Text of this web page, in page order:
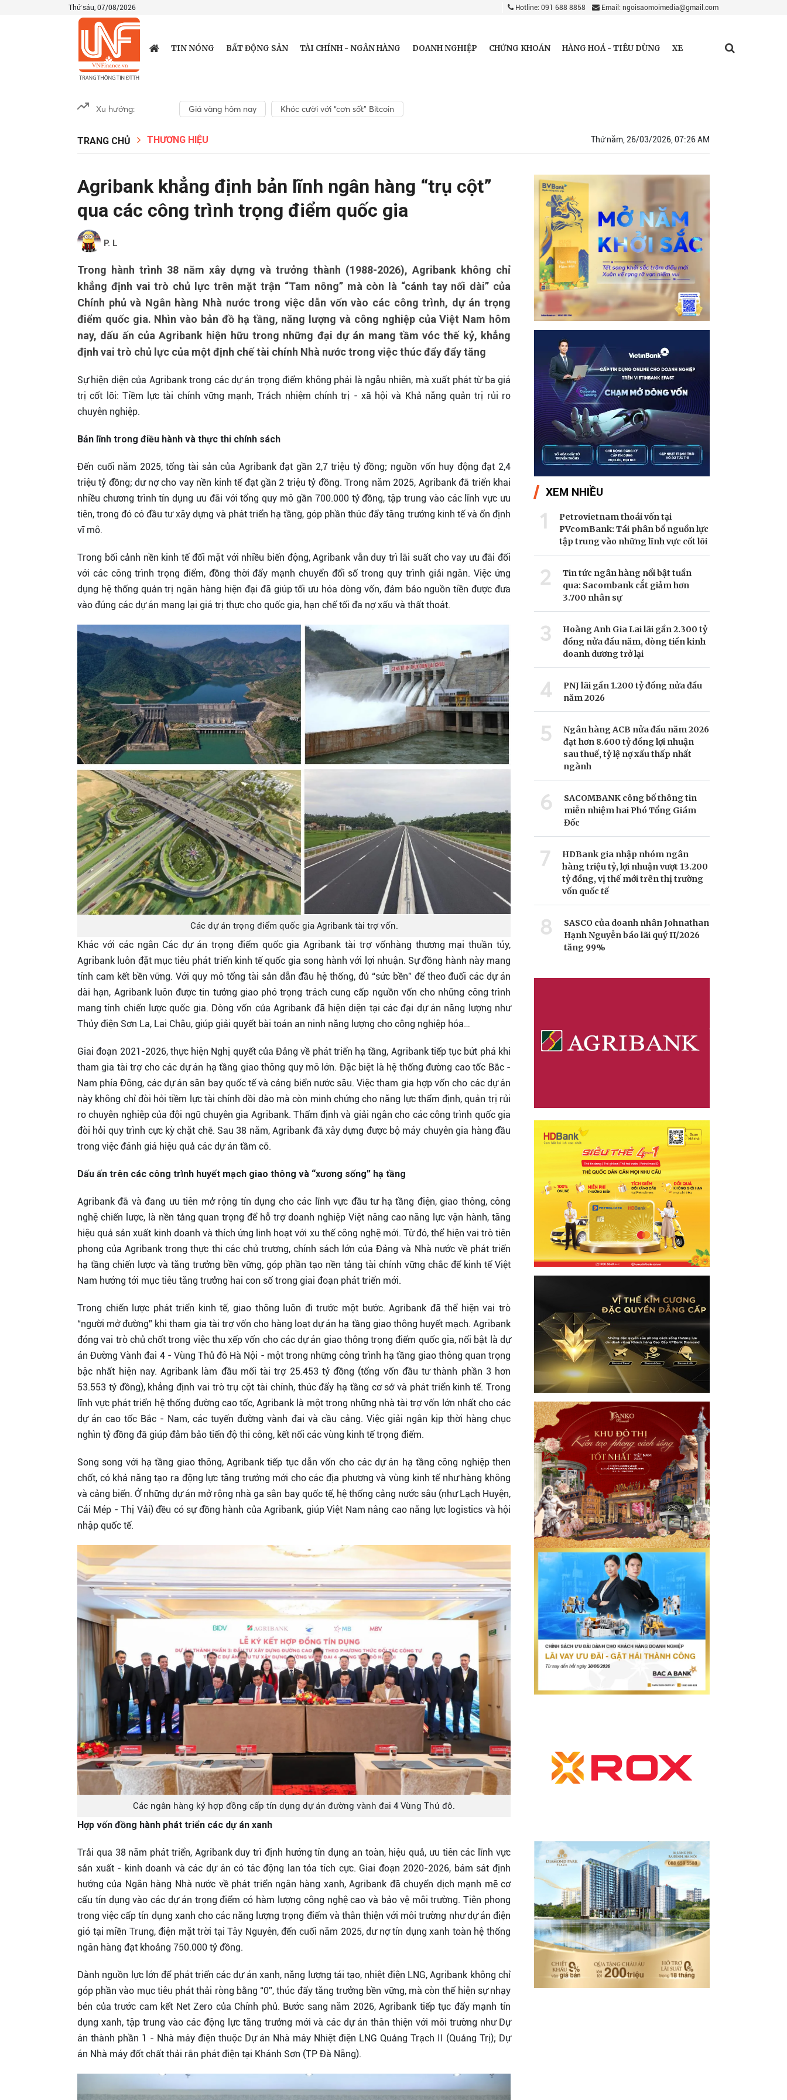
Thứ sáu, 07/08/2026 Hotline: 091 688 8858 Email: ngoisaomoimedia@gmail.com
TIN NÓNG BẤT ĐỘNG SẢN TÀI CHÍNH - NGÂN HÀNG DOANH NGHIỆP CHỨNG KHOÁN HÀNG HOÁ - TIÊU DÙNG XE
Xu hướng: Giá vàng hôm nay Khóc cười với “cơn sốt” Bitcoin
TRANG CHỦ THƯƠNG HIỆU Thứ năm, 26/03/2026, 07:26 AM
Agribank khẳng định bản lĩnh ngân hàng “trụ cột”
qua các công trình trọng điểm quốc gia
P. L
Trong hành trình 38 năm xây dựng và trưởng thành (1988-2026), Agribank không chỉ
khẳng định vai trò chủ lực trên mặt trận “Tam nông” mà còn là “cánh tay nối dài” của
Chính phủ và Ngân hàng Nhà nước trong việc dẫn vốn vào các công trình, dự án trọng
điểm quốc gia. Nhìn vào bản đồ hạ tầng, năng lượng và công nghiệp của Việt Nam hôm
nay, dấu ấn của Agribank hiện hữu trong những đại dự án mang tầm vóc thế kỷ, khẳng
định vai trò chủ lực của một định chế tài chính Nhà nước trong việc thúc đẩy đẩy tăng
Sự hiện diện của Agribank trong các dự án trọng điểm không phải là ngẫu nhiên, mà xuất phát từ ba giá
trị cốt lõi: Tiềm lực tài chính vững mạnh, Trách nhiệm chính trị - xã hội và Khả năng quản trị rủi ro
chuyên nghiệp.
Bản lĩnh trong điều hành và thực thi chính sách
Đến cuối năm 2025, tổng tài sản của Agribank đạt gần 2,7 triệu tỷ đồng; nguồn vốn huy động đạt 2,4
triệu tỷ đồng; dư nợ cho vay nền kinh tế đạt gần 2 triệu tỷ đồng. Trong năm 2025, Agribank đã triển khai
nhiều chương trình tín dụng ưu đãi với tổng quy mô gần 700.000 tỷ đồng, tập trung vào các lĩnh vực ưu
tiên, trong đó có đầu tư xây dựng và phát triển hạ tầng, góp phần thúc đẩy tăng trưởng kinh tế và ổn định
vĩ mô.
Trong bối cảnh nền kinh tế đối mặt với nhiều biến động, Agribank vẫn duy trì lãi suất cho vay ưu đãi đối
với các công trình trọng điểm, đồng thời đẩy mạnh chuyển đổi số trong quy trình giải ngân. Việc ứng
dụng hệ thống quản trị ngân hàng hiện đại đã giúp tối ưu hóa dòng vốn, đảm bảo nguồn tiền được đưa
vào đúng các dự án mang lại giá trị thực cho quốc gia, hạn chế tối đa nợ xấu và thất thoát.
Các dự án trọng điểm quốc gia Agribank tài trợ vốn.
Khác với các ngân Các dự án trọng điểm quốc gia Agribank tài trợ vốnhàng thương mại thuần túy,
Agribank luôn đặt mục tiêu phát triển kinh tế quốc gia song hành với lợi nhuận. Sự đồng hành này mang
tính cam kết bền vững. Với quy mô tổng tài sản dẫn đầu hệ thống, đủ “sức bền” để theo đuổi các dự án
dài hạn, Agribank luôn được tin tưởng giao phó trọng trách cung cấp nguồn vốn cho những công trình
mang tính chiến lược quốc gia. Dòng vốn của Agribank đã hiện diện tại các đại dự án năng lượng như
Thủy điện Sơn La, Lai Châu, giúp giải quyết bài toán an ninh năng lượng cho công nghiệp hóa…
Giai đoạn 2021-2026, thực hiện Nghị quyết của Đảng về phát triển hạ tầng, Agribank tiếp tục bứt phá khi
tham gia tài trợ cho các dự án hạ tầng giao thông quy mô lớn. Đặc biệt là hệ thống đường cao tốc Bắc -
Nam phía Đông, các dự án sân bay quốc tế và cảng biển nước sâu. Việc tham gia hợp vốn cho các dự án
này không chỉ đòi hỏi tiềm lực tài chính dồi dào mà còn minh chứng cho năng lực thẩm định, quản trị rủi
ro chuyên nghiệp của đội ngũ chuyên gia Agribank. Thẩm định và giải ngân cho các công trình quốc gia
đòi hỏi quy trình cực kỳ chặt chẽ. Sau 38 năm, Agribank đã xây dựng được bộ máy chuyên gia hàng đầu
trong việc đánh giá hiệu quả các dự án tầm cỡ.
Dấu ấn trên các công trình huyết mạch giao thông và “xương sống” hạ tầng
Agribank đã và đang ưu tiên mở rộng tín dụng cho các lĩnh vực đầu tư hạ tầng điện, giao thông, công
nghệ chiến lược, là nền tảng quan trọng để hỗ trợ doanh nghiệp Việt nâng cao năng lực vận hành, tăng
hiệu quả sản xuất kinh doanh và thích ứng linh hoạt với xu thế công nghệ mới. Từ đó, thể hiện vai trò tiên
phong của Agribank trong thực thi các chủ trương, chính sách lớn của Đảng và Nhà nước về phát triển
hạ tầng chiến lược và tăng trưởng bền vững, góp phần tạo nền tảng tài chính vững chắc để kinh tế Việt
Nam hướng tới mục tiêu tăng trưởng hai con số trong giai đoạn phát triển mới.
Trong chiến lược phát triển kinh tế, giao thông luôn đi trước một bước. Agribank đã thể hiện vai trò
“người mở đường” khi tham gia tài trợ vốn cho hàng loạt dự án hạ tầng giao thông huyết mạch. Agribank
đóng vai trò chủ chốt trong việc thu xếp vốn cho các dự án giao thông trọng điểm quốc gia, nổi bật là dự
án Đường Vành đai 4 - Vùng Thủ đô Hà Nội - một trong những công trình hạ tầng giao thông quan trọng
bậc nhất hiện nay. Agribank làm đầu mối tài trợ 25.453 tỷ đồng (tổng vốn đầu tư thành phần 3 hơn
53.553 tỷ đồng), khẳng định vai trò trụ cột tài chính, thúc đẩy hạ tầng cơ sở và phát triển kinh tế. Trong
lĩnh vực phát triển hệ thống đường cao tốc, Agribank là một trong những nhà tài trợ vốn lớn nhất cho các
dự án cao tốc Bắc - Nam, các tuyến đường vành đai và cầu cảng. Việc giải ngân kịp thời hàng chục
nghìn tỷ đồng đã giúp đảm bảo tiến độ thi công, kết nối các vùng kinh tế trọng điểm.
Song song với hạ tầng giao thông, Agribank tiếp tục dẫn vốn cho các dự án hạ tầng công nghiệp then
chốt, có khả năng tạo ra động lực tăng trưởng mới cho các địa phương và vùng kinh tế như hàng không
và cảng biển. Ở những dự án mở rộng nhà ga sân bay quốc tế, hệ thống cảng nước sâu (như Lạch Huyện,
Cái Mép - Thị Vải) đều có sự đồng hành của Agribank, giúp Việt Nam nâng cao năng lực logistics và hội
nhập quốc tế.
Các ngân hàng ký hợp đồng cấp tín dụng dự án đường vành đai 4 Vùng Thủ đô.
Hợp vốn đồng hành phát triển các dự án xanh
Trải qua 38 năm phát triển, Agribank duy trì định hướng tín dụng an toàn, hiệu quả, ưu tiên các lĩnh vực
sản xuất - kinh doanh và các dự án có tác động lan tỏa tích cực. Giai đoạn 2020-2026, bám sát định
hướng của Ngân hàng Nhà nước về phát triển ngân hàng xanh, Agribank đã chuyển dịch mạnh mẽ cơ
cấu tín dụng vào các dự án trọng điểm có hàm lượng công nghệ cao và bảo vệ môi trường. Tiên phong
trong việc cấp tín dụng xanh cho các năng lượng trọng điểm và thân thiện với môi trường như dự án điện
gió tại miền Trung, điện mặt trời tại Tây Nguyên, đến cuối năm 2025, dư nợ tín dụng xanh toàn hệ thống
ngân hàng đạt khoảng 750.000 tỷ đồng.
Dành nguồn lực lớn để phát triển các dự án xanh, năng lượng tái tạo, nhiệt điện LNG, Agribank không chỉ
góp phần vào mục tiêu phát thải ròng bằng “0”, thúc đẩy tăng trưởng bền vững, mà còn thể hiện sự nhạy
bén của trước cam kết Net Zero của Chính phủ. Bước sang năm 2026, Agribank tiếp tục đẩy mạnh tín
dụng xanh, tập trung vào các động lực tăng trưởng mới và các dự án thân thiện với môi trường như Dự
án thành phần 1 - Nhà máy điện thuộc Dự án Nhà máy Nhiệt điện LNG Quảng Trạch II (Quảng Trị); Dự
án Nhà máy đốt chất thải rắn phát điện tại Khánh Sơn (TP Đà Nẵng).
XEM NHIỀU
1
Petrovietnam thoái vốn tại
PVcomBank: Tái phân bổ nguồn lực
tập trung vào những lĩnh vực cốt lõi
2
Tin tức ngân hàng nổi bật tuần
qua: Sacombank cắt giảm hơn
3.700 nhân sự
3
Hoàng Anh Gia Lai lãi gần 2.300 tỷ
đồng nửa đầu năm, dòng tiền kinh
doanh dương trở lại
4
PNJ lãi gần 1.200 tỷ đồng nửa đầu
năm 2026
5
Ngân hàng ACB nửa đầu năm 2026
đạt hơn 8.600 tỷ đồng lợi nhuận
sau thuế, tỷ lệ nợ xấu thấp nhất
ngành
6
SACOMBANK công bố thông tin
miễn nhiệm hai Phó Tổng Giám
Đốc
7
HDBank gia nhập nhóm ngân
hàng triệu tỷ, lợi nhuận vượt 13.200
tỷ đồng, vị thế mới trên thị trường
vốn quốc tế
8
SASCO của doanh nhân Johnathan
Hạnh Nguyễn báo lãi quý II/2026
tăng 99%